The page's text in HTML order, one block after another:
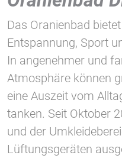
Das Oranienbad
Entspannung, Sport
In angenehmer und
Atmosphäre können
eine Auszeit vom
tanken. Seit Oktober
und der
Lüftungsgeräten
1 Jahr
STATISTIK
Statistik Cookies
Diese Informationen
unsere Besucher
Google Tag